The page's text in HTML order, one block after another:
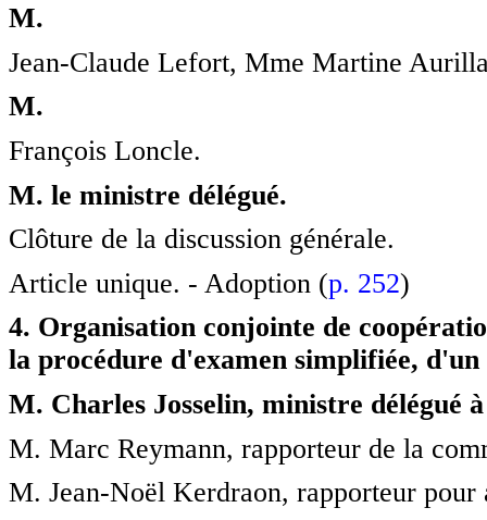
M.
Jean-Claude Lefort, Mme Martine
M.
François Loncle.
M. le ministre délégué.
Clôture de la discussion générale.
Article unique. - Adoption (p. 252)
4. Organisation conjointe de
la procédure d'examen simplifiée,
M. Charles Josselin, ministre délégué
M. Marc Reymann, rapporteur de la
M. Jean-Noël Kerdraon, rapporteur pour